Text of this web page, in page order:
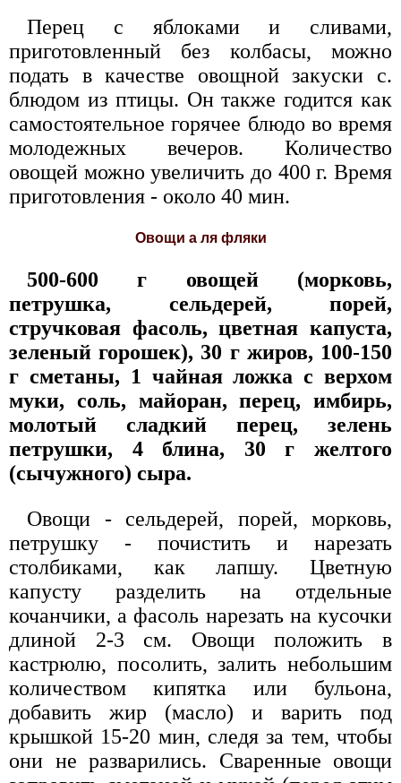
Перец с яблоками и сливами,
приготовленный без колбасы, можно
подать в качестве овощной закуски с.
блюдом из птицы. Он также годится как
самостоятельное горячее блюдо во время
молодежных вечеров. Количество
овощей можно увеличить до 400 г. Время
приготовления - около 40 мин.
Овощи а ля фляки
500-600 г овощей (морковь,
петрушка, сельдерей, порей,
стручковая фасоль, цветная капуста,
зеленый горошек), 30 г жиров, 100-150
г сметаны, 1 чайная ложка с верхом
муки, соль, майоран, перец, имбирь,
молотый сладкий перец, зелень
петрушки, 4 блина, 30 г желтого
(сычужного) сыра.
Овощи - сельдерей, порей, морковь,
петрушку - почистить и нарезать
столбиками, как лапшу. Цветную
капусту разделить на отдельные
кочанчики, а фасоль нарезать на кусочки
длиной 2-3 см. Овощи положить в
кастрюлю, посолить, залить небольшим
количеством кипятка или бульона,
добавить жир (масло) и варить под
крышкой 15-20 мин, следя за тем, чтобы
они не разварились. Сваренные овощи